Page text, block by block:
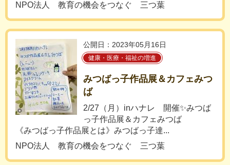
NPO法人 教育の機会をつなぐ 三つ葉
公開日：2023年05月16日
健康・医療・福祉の増進
みつばっ子作品展＆カフェみつ
ば
2/27（月）inハナレ 開催✨みつば
っ子作品展＆カフェみつば
《みつばっ子作品展とは》みつばっ子達...
NPO法人 教育の機会をつなぐ 三つ葉